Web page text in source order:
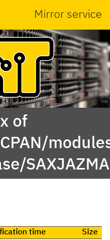
Mirror service
of
time Size